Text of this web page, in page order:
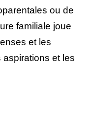
ou de
familiale joue
et les
et les